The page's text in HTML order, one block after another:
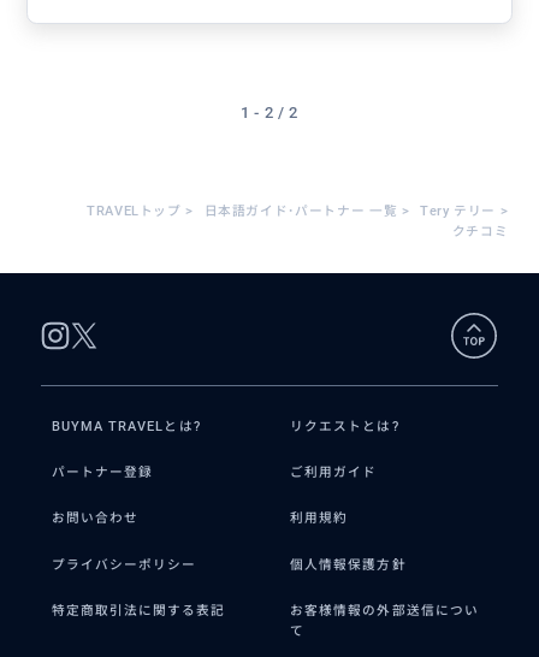
1 - 2 / 2
TRAVELトップ > 日本語ガイド･パートナー 一覧 > Tery テリー >
クチコミ
BUYMA TRAVELとは? リクエストとは?
パートナー登録 ご利用ガイド
お問い合わせ 利用規約
プライバシーポリシー 個人情報保護方針
特定商取引法に関する表記
お客様情報の外部送信につい
て